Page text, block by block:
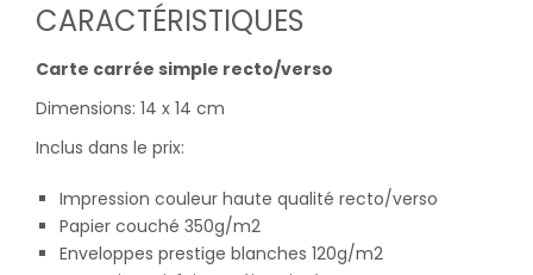
CARACTÉRISTIQUES
Carte carrée simple recto/verso
Dimensions: 14 x 14 cm
Inclus dans le prix:
Impression couleur haute qualité recto/verso
Papier couché 350g/m2
Enveloppes prestige blanches 120g/m2